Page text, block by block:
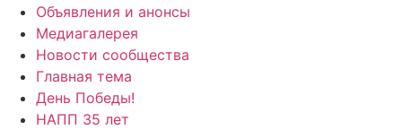
Объявления и анонсы
Медиагалерея
Новости сообщества
Главная тема
День Победы!
НАПП 35 лет